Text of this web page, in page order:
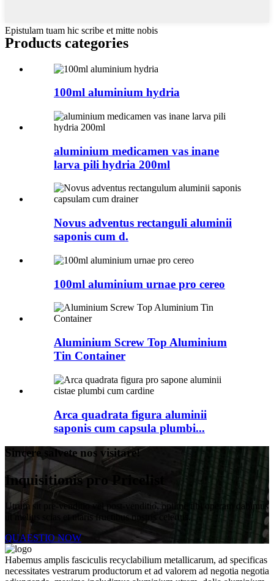
Epistulam tuam hic scribe et mitte nobis
Products categories
100ml aluminium hydria
aluminium medicamen vas inane
larva pili hydria 200ml
Novus adventus rectanguli aluminii
saponis cum d.
100ml aluminium urnae pro cereo
Aluminium Screw Top Aluminium
Tin Container
Arca quadrata figura aluminii
saponis cum capsula plumbi...
Sincere salvete nos visitare!
Inquisitionis pro Pricelist
Utrum sit pre-venditio vel post-venditio, optime tibi operam dabimus
ut melius scias et utaris fructibus nostris celerius.
QUAESTIO NOW
Habemus amplis fasciculis recyclabilium metallicarum, ad specificas
necessitates vestrarum productorum et ad valorem ad negotia negotia